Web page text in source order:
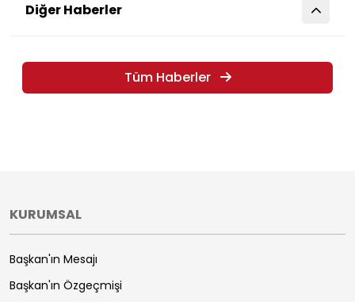
Diğer Haberler
Tüm Haberler
KURUMSAL
Başkan'ın Mesajı
Başkan'ın Özgeçmişi